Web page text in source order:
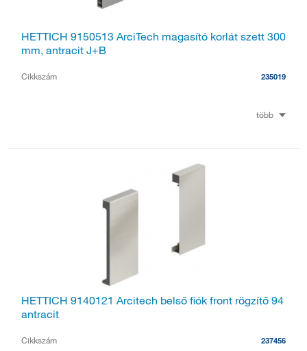
HETTICH 9150513 ArciTech magasító korlát szett 300
mm, antracit J+B
Cikkszám 235019
több
HETTICH 9140121 Arcitech belső fiók front rögzítő 94
antracit
Cikkszám 237456